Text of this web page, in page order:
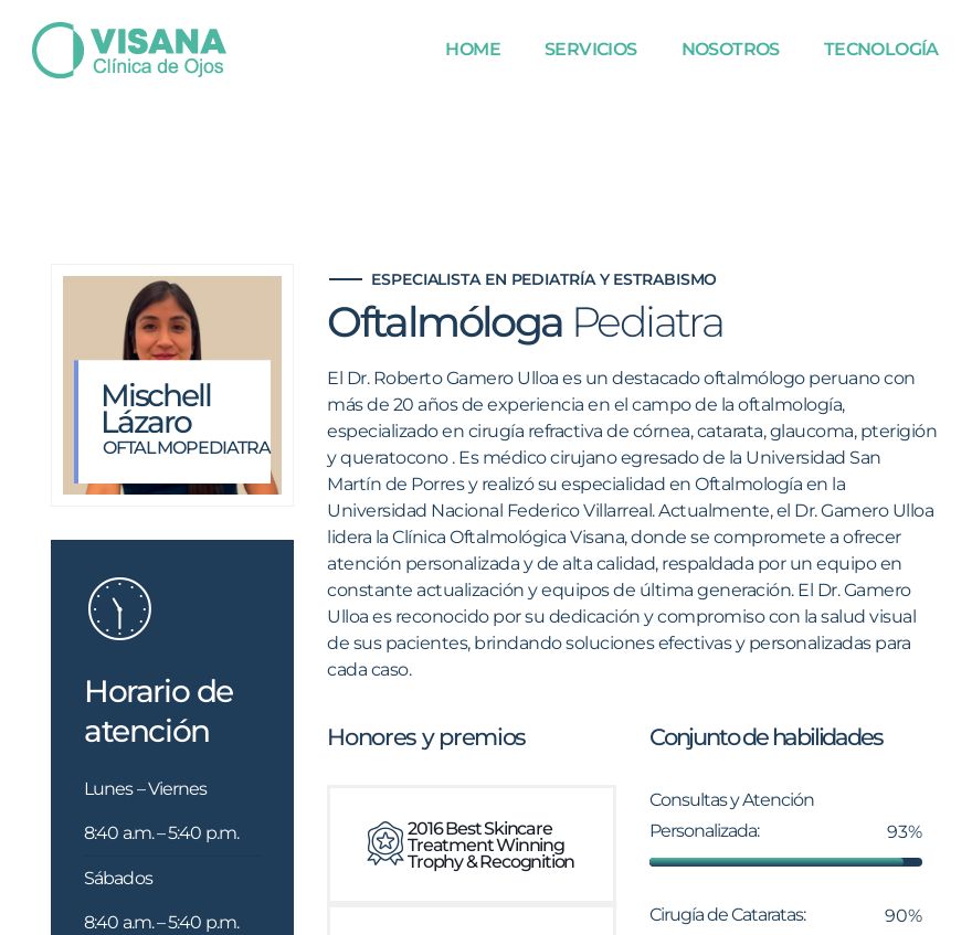
HOME SERVICIOS NOSOTROS TECNOLOGÍA
Mischell
Lázaro
OFTALMOPEDIATRA
Horario de
atención
Lunes – Viernes
8:40 a.m. – 5:40 p.m.
Sábados
8:40 a.m. – 5:40 p.m.
ESPECIALISTA EN PEDIATRÍA Y ESTRABISMO
Oftalmóloga Pediatra
El Dr. Roberto Gamero Ulloa es un destacado oftalmólogo peruano con
más de 20 años de experiencia en el campo de la oftalmología,
especializado en cirugía refractiva de córnea, catarata, glaucoma, pterigión
y queratocono . Es médico cirujano egresado de la Universidad San
Martín de Porres y realizó su especialidad en Oftalmología en la
Universidad Nacional Federico Villarreal.​ Actualmente, el Dr. Gamero Ulloa
lidera la Clínica Oftalmológica Visana, donde se compromete a ofrecer
atención personalizada y de alta calidad, respaldada por un equipo en
constante actualización y equipos de última generación. El Dr. Gamero
Ulloa es reconocido por su dedicación y compromiso con la salud visual
de sus pacientes, brindando soluciones efectivas y personalizadas para
cada caso.​
Honores y premios
2016 Best Skincare
Treatment Winning
Trophy & Recognition
Conjunto de habilidades
Consultas y Atención
Personalizada:
93%
Cirugía de Cataratas: 90%